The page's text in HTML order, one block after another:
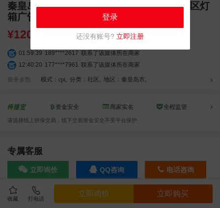
收藏 打电话
立即询价 立即购买
秦皇岛门禁广告公司 河北社区推广价格 小区灯
箱广告发布（4周/面）
¥1200.00
01:59:39 189****2617 联系了该媒体所在商家
12:40:20 177****7961 联系了该媒体所在商家
03:40:56
157****6971
联系了该媒体所在商家
10:08:47 155****5272 联系了该媒体所在商家
04:09:07
11:44:28
08:36:41 191****0991
联系了该媒体所在商家
05:24:34 186****8762 联系了该媒体所在商家
06:11:20
联系了该媒体所在商家
182****1341 联系了该媒体所在商家
服务参数 模式：cpt, 分类：社区 , 地区：秦皇岛市,
资金安全 商家实名 全程监管
请选择线上担保交易，线下交易资金安全不受平台保护
专属客服
立即询价 QQ咨询 电话咨询
效果截图
登录
还没有账号? 立即注册